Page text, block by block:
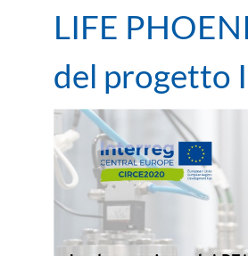
LIFE
del progetto